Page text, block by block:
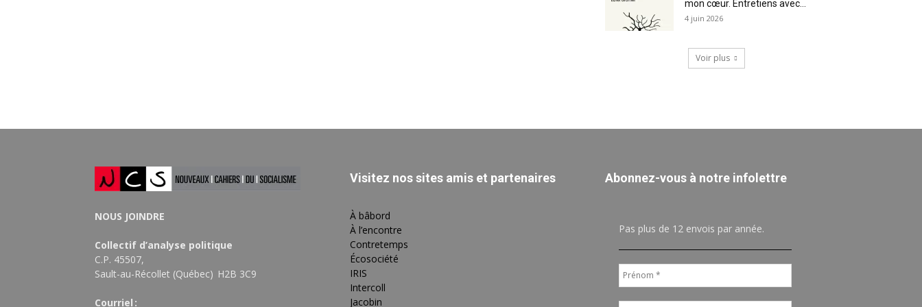
mon cœur. Entretiens avec...
4 juin 2026
Voir plus
NOUS JOINDRE
Collectif d’analyse politique
C.P. 45507,
Sault-au-Récollet (Québec) H2B 3C9
Courriel :
Visitez nos sites amis et partenaires
À bâbord
À l’encontre
Contretemps
Écosociété
IRIS
Intercoll
Jacobin
Abonnez-vous à notre infolettre
Pas plus de 12 envois par année.